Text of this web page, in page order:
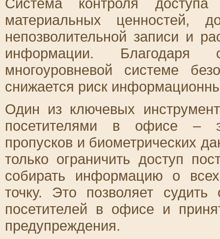
материальных ценностей,
непозволительной записи и
информации. Благодаря
многоуровневой системе
снижается риск
Один из ключевых
посетителями в офисе –
пропусков и биометрических
только ограничить доступ
собирать информацию о
точку. Это позволяет судить
посетителей в офисе и
предупреждения.